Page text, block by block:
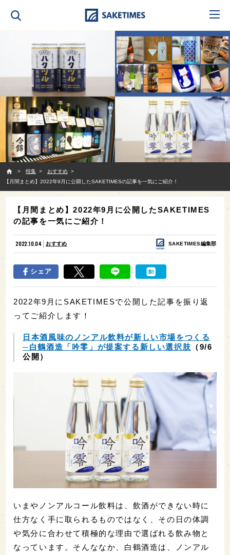
特集
おすすめ
【月間まとめ】2022年9月に公開したSAKETIMESの記事を一気にご紹介！
【月間まとめ】2022年9月に公開したSAKETIMES
の記事を一気にご紹介！
2022.10.04 おすすめ SAKETIMES編集部
シェア
2022年9月にSAKETIMESで公開した記事を振り返
ってご紹介します！
日本酒風味のノンアル飲料が新しい市場をつくる
─白鶴酒造「吟零」が提案する新しい選択肢 （9/6
公開）
いまやノンアルコール飲料は、飲酒ができない時に
仕方なく手に取られるものではなく、その日の体調
や気分に合わせて積極的な理由で選ばれる飲み物と
なっています。そんななか、白鶴酒造は、ノンアル